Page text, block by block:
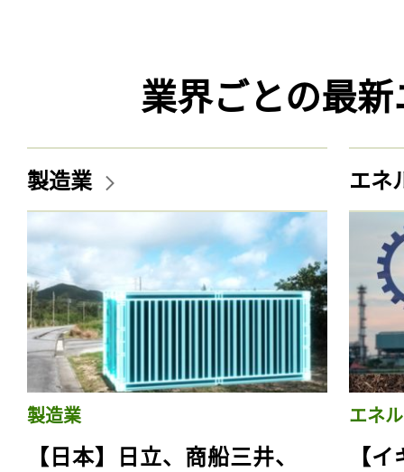
業界ごとの最
製造業
製造業
【日本】日立、商船三井、
エネ
エネ
【